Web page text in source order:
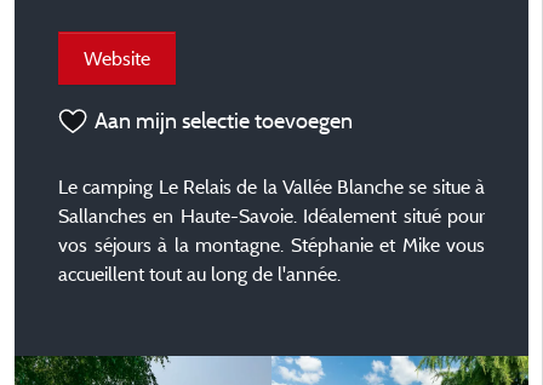
Website
Aan mijn selectie toevoegen
Le camping Le Relais de la Vallée Blanche se situe à
Sallanches en Haute-Savoie. Idéalement situé pour
vos séjours à la montagne. Stéphanie et Mike vous
accueillent tout au long de l'année.